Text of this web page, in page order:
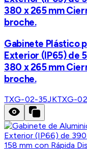
380 x 265 mm
broche.
Gabinete Plástico
Exterior (IP65) de
380 x 265 mm
broche.
TXG-02-35JKTXG-